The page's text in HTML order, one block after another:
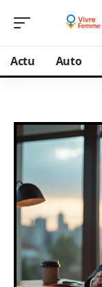
Actu Auto